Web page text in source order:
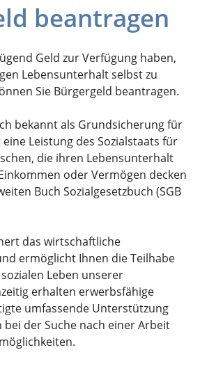
beantragen
Geld zur Verfügung haben,
Lebensunterhalt selbst zu
Sie Bürgergeld beantragen.
bekannt als Grundsicherung für
Leistung des Sozialstaats für
die ihren Lebensunterhalt
oder Vermögen decken
Buch Sozialgesetzbuch (SGB
das wirtschaftliche
ermöglicht Ihnen die Teilhabe
Leben unserer
erhalten erwerbsfähige
umfassende Unterstützung
bei der Suche nach einer Arbeit